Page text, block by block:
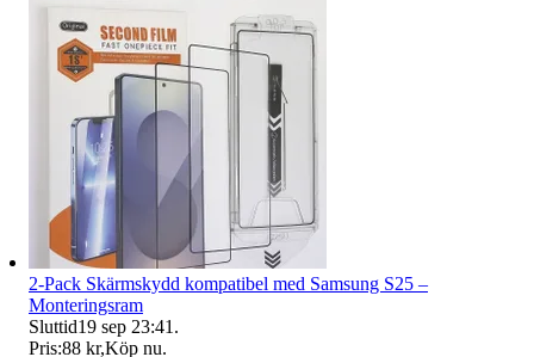
2-Pack Skärmskydd kompatibel med Samsung S25 –
Monteringsram
Sluttid19 sep 23:41 .
Pris:88 kr,Köp nu.